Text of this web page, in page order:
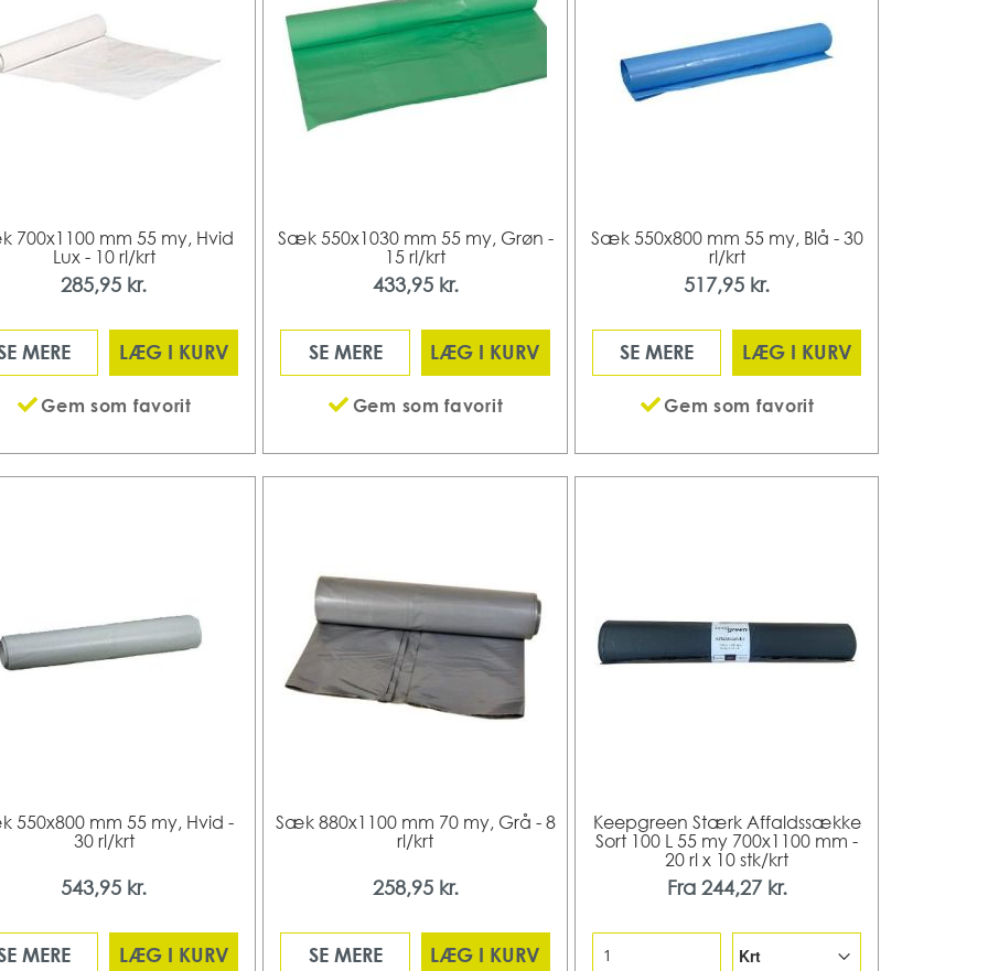
700x1100 mm 55 my, Hvid
Lux - 10 rl/krt
285,95 kr.
MERE LÆG I KURV
Gem som favorit
Sæk 550x1030 mm 55 my, Grøn -
15 rl/krt
433,95 kr.
SE MERE LÆG I KURV
Gem som favorit
Sæk 550x800 mm 55 my, Blå - 30
rl/krt
517,95 kr.
SE MERE LÆG I KURV
Gem som favorit
550x800 mm 55 my, Hvid -
30 rl/krt
543,95 kr.
MERE LÆG I KURV
Sæk 880x1100 mm 70 my, Grå - 8
rl/krt
258,95 kr.
SE MERE LÆG I KURV
Keepgreen Stærk Affaldssække
Sort 100 L 55 my 700x1100 mm -
20 rl x 10 stk/krt
Fra 244,27 kr.